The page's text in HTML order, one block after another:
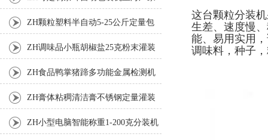
这台颗粒分装
生差、速度慢
能、易用实用
调味料，种子
ZH颗粒塑料半自动5-25公斤定量包
装机 ZH调味品小瓶胡椒盐25克粉末灌装
ZH食品鸭掌猪蹄多功能金属检测机
ZH膏体粘稠清洁膏不锈钢定量灌装
机厂家 ZH小型电脑智能称重1-200克分装机